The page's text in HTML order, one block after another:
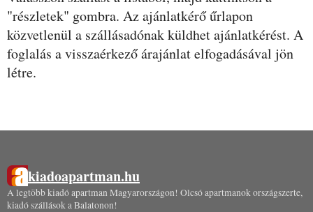
"részletek" gombra. Az ajánlatkérő űrlapon
közvetlenül a szállásadónak küldhet ajánlatkérést. A
foglalás a visszaérkező árajánlat elfogadásával jön
létre.
kiadoapartman.hu
A legtöbb kiadó apartman Magyarországon! Olcsó apartmanok országszerte,
kiadó szállások a Balatonon!